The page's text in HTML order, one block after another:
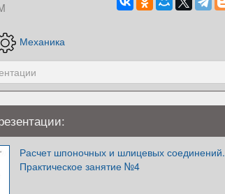
Механика
Расчет шпоночных и шлицевых соединений.
Практическое занятие №4